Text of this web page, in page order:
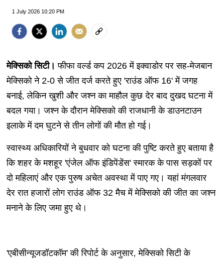
1 July 2026 10:20 PM
मेक्सिको सिटी। फीफा वर्ल्ड कप 2026 में इक्वाडोर पर सह-मेजबान
मेक्सिको ने 2-0 से जीत दर्ज करते हुए 'राउंड ऑफ 16' में जगह
बनाई, लेकिन खुशी और जश्न का माहौल कुछ देर बाद दुखद घटना में
बदल गया। जश्न के दौरान मेक्सिको की राजधानी के डाउनटाउन
इलाके में दम घुटने से तीन लोगों की मौत हो गई।
स्वास्थ्य अधिकारियों ने बुधवार को घटना की पुष्टि करते हुए बताया है
कि शहर के मशहूर 'एंजेल ऑफ इंडिपेंडेंस' स्मारक के पास सड़कों पर
दो महिलाएं और एक पुरुष अचेत अवस्था में पाए गए। यहां मंगलवार
देर रात हजारों लोग राउंड ऑफ 32 मैच में मेक्सिको की जीत का जश्न
मनाने के लिए जमा हुए थे।
'एबीसीन्यूजडॉटकॉम' की रिपोर्ट के अनुसार, मेक्सिको सिटी के